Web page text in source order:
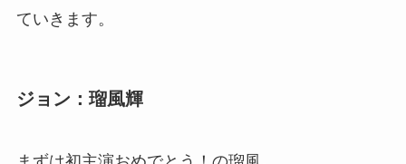
ていきます。
ジョン：瑠風輝